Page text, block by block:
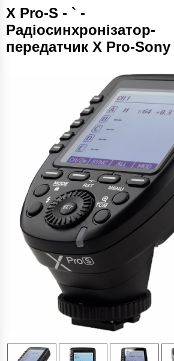
X Pro-S - ` -
Радіосинхронізатор-
передатчик X Pro-Sony